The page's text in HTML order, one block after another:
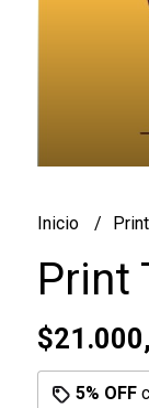
Inicio
Print
5% OFF